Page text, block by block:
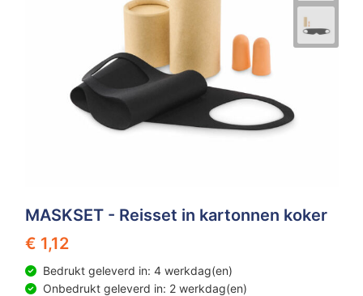
MASKSET - Reisset in kartonnen koker
€ 1,12
Bedrukt geleverd in: 4 werkdag(en)
Onbedrukt geleverd in: 2 werkdag(en)